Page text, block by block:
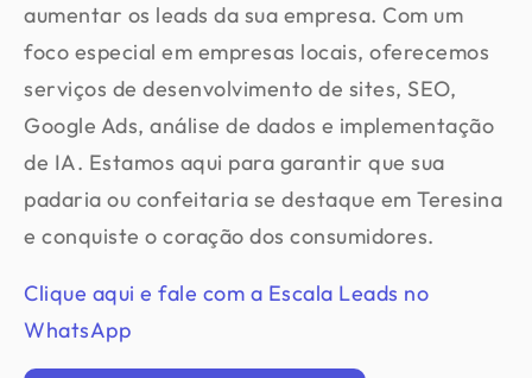
aumentar os leads da sua empresa. Com um
foco especial em empresas locais, oferecemos
serviços de desenvolvimento de sites, SEO,
Google Ads, análise de dados e implementação
de IA. Estamos aqui para garantir que sua
padaria ou confeitaria se destaque em Teresina
e conquiste o coração dos consumidores.
Clique aqui e fale com a Escala Leads no
WhatsApp